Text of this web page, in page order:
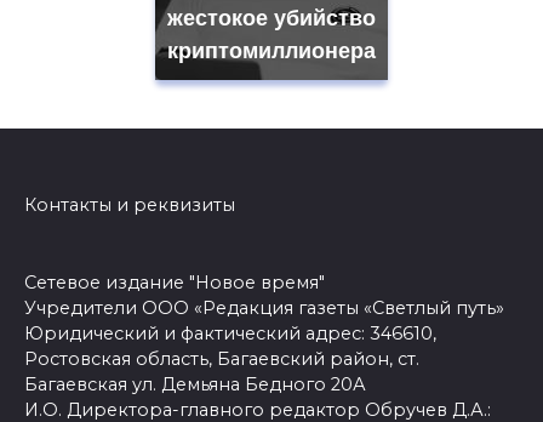
жестокое убийство
криптомиллионера
Контакты и реквизиты
Сетевое издание "Новое время"
Учредители ООО «Редакция газеты «Светлый путь»
Юридический и фактический адрес: 346610,
Ростовская область, Багаевский район, ст.
Багаевская ул. Демьяна Бедного 20А
И.О. Директора-главного редактор Обручев Д.А.: